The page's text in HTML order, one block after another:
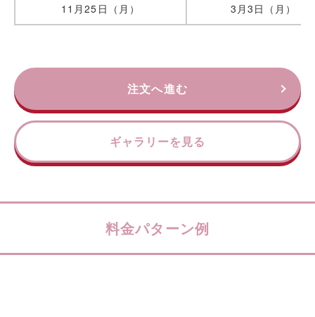
11月25日（月）
3月3日（月）
注文へ進む
ギャラリーを見る
料金パターン例